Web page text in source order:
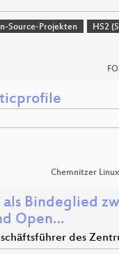
Source-Projekten
HS2
Chemnitzer
Bindeglied
Open…
des